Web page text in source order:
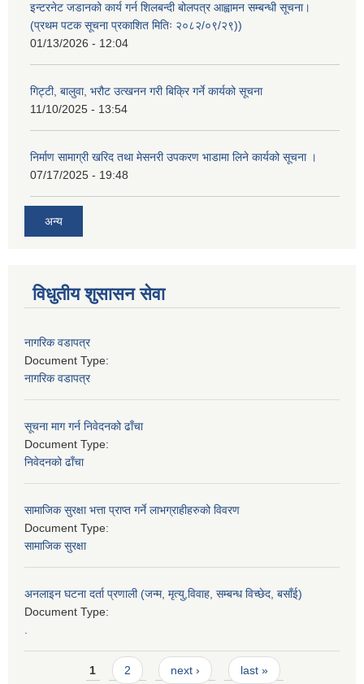
इन्टरनेट जडानको कार्य गर्न शिलबन्दी बोलपत्र आह्वामन सम्बन्धी सूचना।
(प्रथम पटक सूचना प्रकाशित मितिः २०८२/०९/२९))
01/13/2026 - 12:04
गिट्टी, बालुवा, भरौट उत्खनन गरी बिक्रि गर्ने कार्यको सूचना
11/10/2025 - 13:54
निर्माण सामाग्री खरिद तथा मेसनरी उपकरण भाडामा लिने कार्यको सूचना ।
07/17/2025 - 19:48
अन्य
विधुतीय शुसासन सेवा
नागरिक वडापत्र
Document Type:
नागरिक वडापत्र
सूचना माग गर्न निवेदनको ढाँचा
Document Type:
निवेदनको ढाँचा
सामाजिक सुरक्षा भत्ता प्राप्त गर्ने लाभग्राहीहरुको विवरण
Document Type:
सामाजिक सुरक्षा
अनलाइन घटना दर्ता प्रणाली (जन्म, मृत्यु,विवाह, सम्बन्ध विच्छेद, बसाँई)
Document Type:
Pages1 2 next › last »